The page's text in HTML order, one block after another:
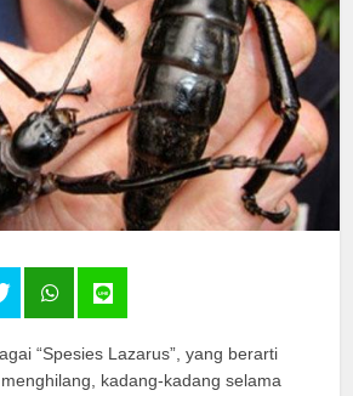
“Spesies Lazarus”, yang berarti
kadang-kadang selama